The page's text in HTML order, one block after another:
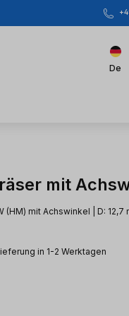
De
mit
(HM) mit Achswinkel | D: 12,7
in 1-2 Werktagen